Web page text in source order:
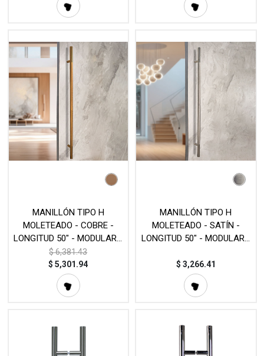
MANILLÓN TIPO H
MOLETEADO - COBRE -
LONGITUD 50" - MODULAR -
ACERO INOXIDABLE 304 -
MOD. L22 (SET)
$6,381.43
$5,301.94
MANILLÓN TIPO H
MOLETEADO - SATÍN -
LONGITUD 50" - MODULAR -
MOD. L22 (SET)
$ 3,266.41